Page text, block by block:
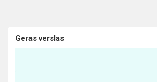
Geras verslas